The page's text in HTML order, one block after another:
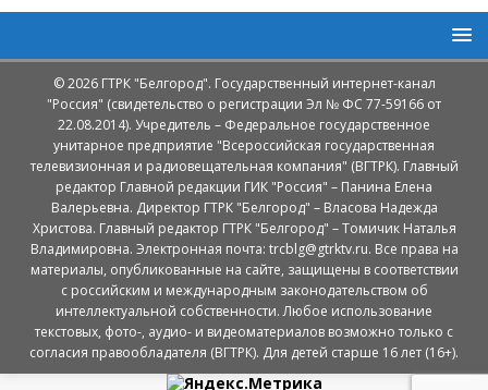
© 2026 ГТРК "Белгород". Государственный интернет-канал
"Россия" (свидетельство о регистрации Эл № ФС 77-59166 от
22.08.2014). Учредитель – Федеральное государственное
унитарное предприятие "Всероссийская государственная
телевизионная и радиовещательная компания" (ВГТРК). Главный
редактор Главной редакции ГИК "Россия" – Панина Елена
Валерьевна. Директор ГТРК "Белгород" – Власова Надежда
Христова. Главный редактор ГТРК "Белгород" – Томичик Наталья
Владимировна. Электронная почта: trcblg@gtrktv.ru. Все права на
материалы, опубликованные на сайте, защищены в соответствии
с российским и международным законодательством об
интеллектуальной собственности. Любое использование
текстовых, фото-, аудио- и видеоматериалов возможно только с
согласия правообладателя (ВГТРК). Для детей старше 16 лет (16+).